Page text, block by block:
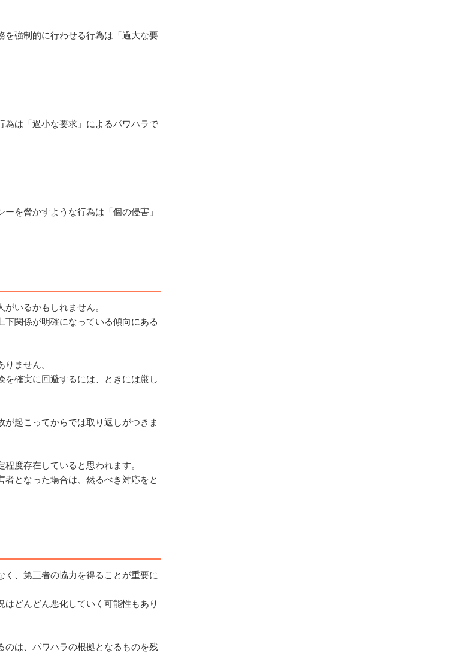
を強制的に行わせる行為は「過大な要
為は「過小な要求」によるパワハラで
を脅かすような行為は「個の侵害」
いるかもしれません。
関係が明確になっている傾向にある
ません。
を確実に回避するには、ときには厳し
起こってからでは取り返しがつきま
度存在していると思われます。
となった場合は、然るべき対応をと
く、第三者の協力を得ることが重要に
どんどん悪化していく可能性もあり
のは、パワハラの根拠となるものを残